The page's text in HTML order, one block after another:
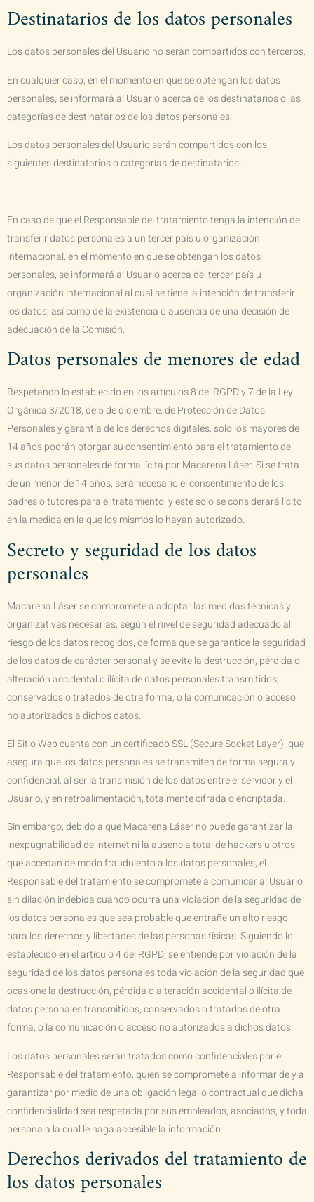
Destinatarios de los datos personales
Los datos personales del Usuario no serán compartidos con terceros.
En cualquier caso, en el momento en que se obtengan los datos
personales, se informará al Usuario acerca de los destinatarios o las
categorías de destinatarios de los datos personales.
Los datos personales del Usuario serán compartidos con los
siguientes destinatarios o categorías de destinatarios:
En caso de que el Responsable del tratamiento tenga la intención de
transferir datos personales a un tercer país u organización
internacional, en el momento en que se obtengan los datos
personales, se informará al Usuario acerca del tercer país u
organización internacional al cual se tiene la intención de transferir
los datos, así como de la existencia o ausencia de una decisión de
adecuación de la Comisión.
Datos personales de menores de edad
Respetando lo establecido en los artículos 8 del RGPD y 7 de la Ley
Orgánica 3/2018, de 5 de diciembre, de Protección de Datos
Personales y garantía de los derechos digitales, solo los mayores de
14 años podrán otorgar su consentimiento para el tratamiento de
sus datos personales de forma lícita porMacarena Láser. Si se trata
de un menor de 14 años, será necesario el consentimiento de los
padres o tutores para el tratamiento, y este solo se considerará lícito
en la medida en la que los mismos lo hayan autorizado.
Secreto y seguridad de los datos
personales
Macarena Láserse compromete a adoptar las medidas técnicas y
organizativas necesarias, según el nivel de seguridad adecuado al
riesgo de los datos recogidos, de forma que se garantice la seguridad
de los datos de carácter personal y se evite la destrucción, pérdida o
alteración accidental o ilícita de datos personales transmitidos,
conservados o tratados de otra forma, o la comunicación o acceso
no autorizados a dichos datos.
El Sitio Web cuenta con un certificado SSL (Secure Socket Layer), que
asegura que los datos personales se transmiten de forma segura y
confidencial, al ser la transmisión de los datos entre el servidor y el
Usuario, y en retroalimentación, totalmente cifrada o encriptada.
Sin embargo, debido a queMacarena Láserno puede garantizar la
inexpugnabilidad de internet ni la ausencia total de hackers u otros
que accedan de modo fraudulento a los datos personales, el
Responsable del tratamiento se compromete a comunicar al Usuario
sin dilación indebida cuando ocurra una violación de la seguridad de
los datos personales que sea probable que entrañe un alto riesgo
para los derechos y libertades de las personas físicas. Siguiendo lo
establecido en el artículo 4 del RGPD, se entiende por violación de la
seguridad de los datos personales toda violación de la seguridad que
ocasione la destrucción, pérdida o alteración accidental o ilícita de
datos personales transmitidos, conservados o tratados de otra
forma, o la comunicación o acceso no autorizados a dichos datos.
Los datos personales serán tratados como confidenciales por el
Responsable del tratamiento, quien se compromete a informar de y a
garantizar por medio de una obligación legal o contractual que dicha
confidencialidad sea respetada por sus empleados, asociados, y toda
persona a la cual le haga accesible la información.
Derechos derivados del tratamiento de
los datos personales